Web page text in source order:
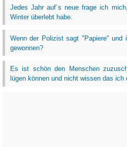
Jedes Jahr auf´s neue frage ich
Winter überlebt habe.
Wenn der Polizist sagt "Papiere" und
gewonnen?
Es ist schön den Menschen
lügen können und nicht wissen das